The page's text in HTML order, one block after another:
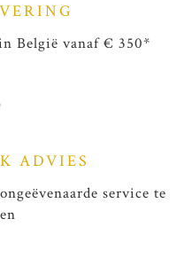
België vanaf € 350*
ADVIES
service te